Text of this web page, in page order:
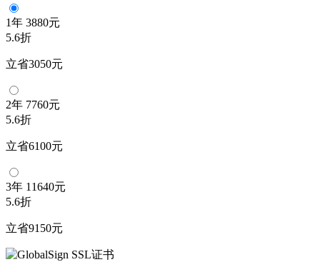
1年 3880元
5.6折
立省3050元
2年 7760元
5.6折
立省6100元
3年 11640元
5.6折
立省9150元